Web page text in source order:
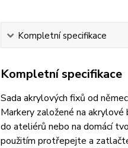
Kompletní specifikace
Kompletní specifikace
Sada akrylových fixů od
Markery založené na akrylové
do ateliérů nebo na domácí
použitím protřepejte a